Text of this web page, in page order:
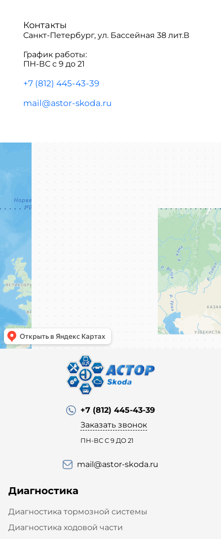
Контакты
Санкт-Петербург, ул. Бассейная 38 лит.В
График работы:
ПН-ВС с 9 до 21
+7 (812) 445-43-39
mail@astor-skoda.ru
+7 (812) 445-43-39
Заказать звонок
ПН-ВС С 9 ДО 21
mail@astor-skoda.ru
Диагностика
Диагностика тормозной системы
Диагностика ходовой части